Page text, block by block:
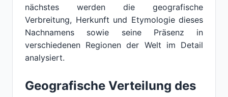
nächstes werden die geografische
Verbreitung, Herkunft und Etymologie dieses
Nachnamens sowie seine Präsenz in
verschiedenen Regionen der Welt im Detail
analysiert.
Geografische Verteilung des